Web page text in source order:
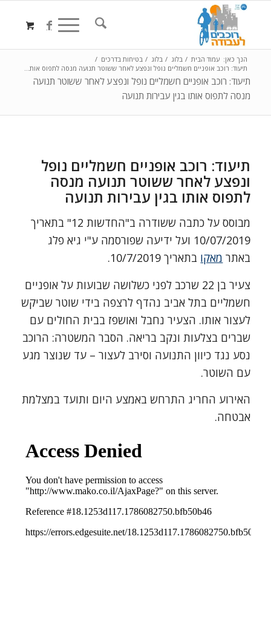
תיעוד: רוכב אופניים חשמליים נופל ונפצע לאחר ששוטר תנועה
מנסה לתפוס אותו בגין עבירות תנועה
הנך כאן: עמוד הבית / בלוג / בלוג / בטיחות בדרכים /
תיעוד: רוכב אופניים חשמליים נופל ונפצע לאחר ששוטר תנועה מנסה לתפוס אות...
תיעוד: רוכב אופניים חשמליים נופל
ונפצע לאחר ששוטר תנועה מנסה
לתפוס אותו בגין עבירות תנועה
מבוסס על כתבה ששודרה ב"החדשות 12" בתאריך
10/07/2019 ועל ידיעה שפורסמה ע"י גיא פלג
באתר מאקו בתאריך 10/7/2019.
צעיר בן 22 שרכב לפני כשלושה שבועות על אופניים
חשמליים בתל אביב נהדף לרצפה בידי שוטר שביקש
לעצור אותו. הצעיר נחבל ואושפז בבית החולים עם
שברים בצלעות ונקב בריאה. הסבר המשטרה: הרוכב
נסע נגד כיוון התנועה וסירב לעצור – עד שנוצר מגע
עם השוטר.
האירוע החריג התרחש באמצע היום ותועד במצלמת
אבטחה.